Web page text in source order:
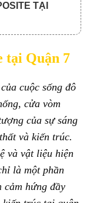
TẠI
sự sang trọng:
TOÁN:
tại Quận 7
cuộc sống đô
cửa vòm
của sự sáng
và kiến trúc.
và vật liệu hiện
là một phần
cảm hứng đầy